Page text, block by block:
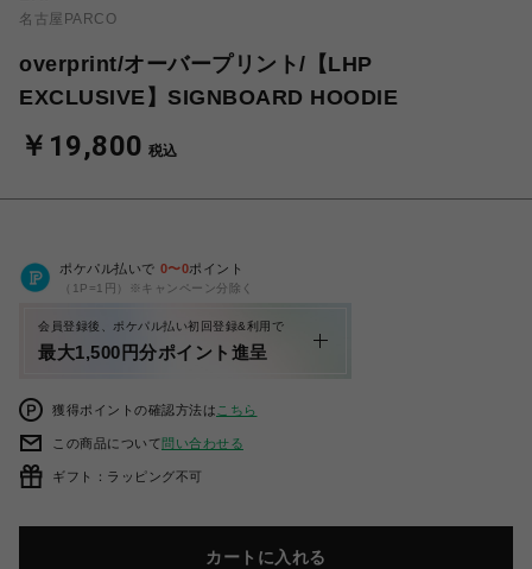
名古屋PARCO
overprint/オーバープリント/【LHP
EXCLUSIVE】SIGNBOARD HOODIE
￥19,800 税込
ポケパル払いで 0〜0ポイント
（1P=1円）※キャンペーン分除く
会員登録後、ポケパル払い初回登録&利用で
最大1,500円分ポイント進呈
獲得ポイントの確認方法は こちら
この商品について問い合わせる
ギフト：ラッピング不可
カートに入れる